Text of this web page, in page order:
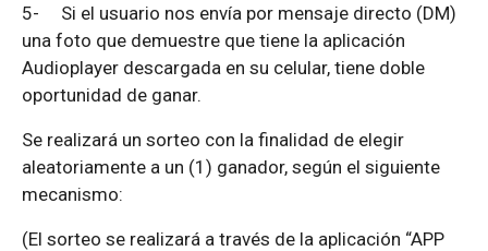
5- Si el usuario nos envía por mensaje directo (DM)
una foto que demuestre que tiene la aplicación
Audioplayer descargada en su celular, tiene doble
oportunidad de ganar.
Se realizará un sorteo con la finalidad de elegir
aleatoriamente a un (1) ganador, según el siguiente
mecanismo:
(El sorteo se realizará a través de la aplicación “APP